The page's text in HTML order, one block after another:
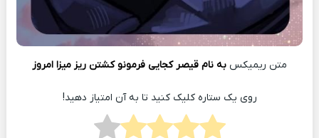
متن ریمیکس به نام قیصر کجایی فرمونو کشتن ریز میزا امروز
روی یک ستاره کلیک کنید تا به آن امتیاز دهید!